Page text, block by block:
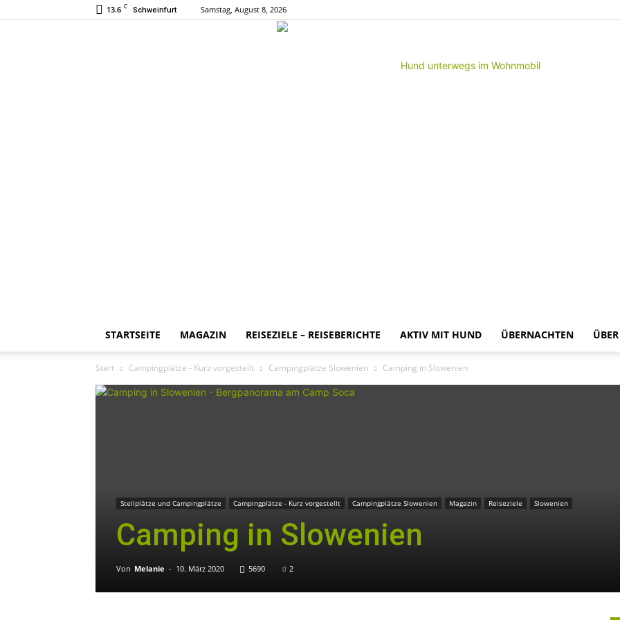
13.6 C Schweinfurt Samstag, August 8, 2026
im
STARTSEITE MAGAZIN REISEZIELE – REISEBERICHTE AKTIV MIT HUND ÜBERNACHTEN
Start Campingplätze - Kurz vorgestellt Campingplätze Slowenien Camping in Slowenien
Stellplätze und Campingplätze Campingplätze - Kurz vorgestellt Campingplätze Slowenien Magazin Reiseziele Slowenien
Camping in Slowenien
Von Melanie - 10. März 2020 5690 2